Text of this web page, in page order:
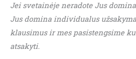
Jei svetainėje neradote Jus
Jus domina individualus
klausimus ir mes pasistengsime
atsakyti.